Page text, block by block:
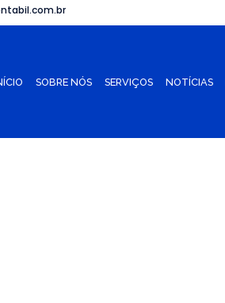
SOBRE NÓS SERVIÇOS NOTÍCIAS